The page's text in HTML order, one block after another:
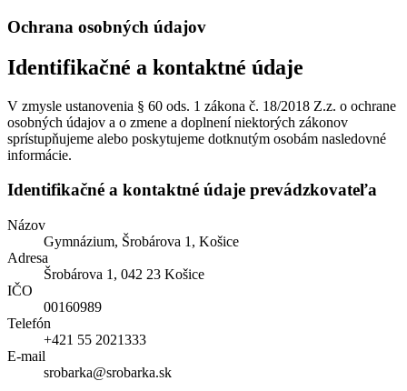
Ochrana osobných údajov
Identifikačné a kontaktné údaje
V zmysle ustanovenia § 60 ods. 1 zákona č. 18/2018 Z.z. o ochrane
osobných údajov a o zmene a doplnení niektorých zákonov
sprístupňujeme alebo poskytujeme dotknutým osobám nasledovné
informácie.
Identifikačné a kontaktné údaje prevádzkovateľa
Názov
Gymnázium, Šrobárova 1, Košice
Adresa
Šrobárova 1, 042 23 Košice
IČO
00160989
Telefón
+421 55 2021333
E-mail
srobarka@srobarka.sk